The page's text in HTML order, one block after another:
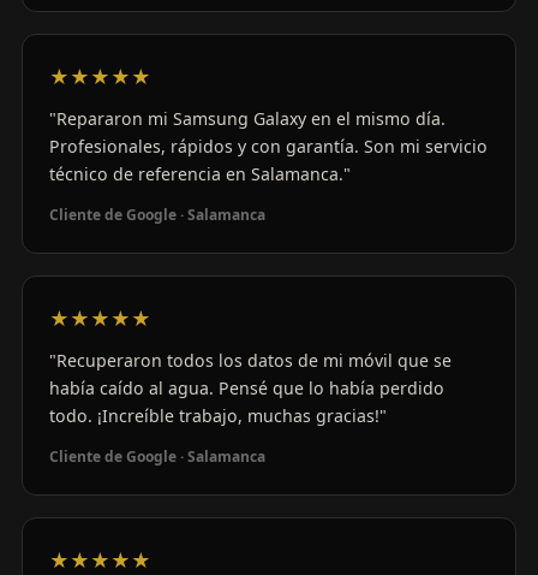
★★★★★
"Repararon mi Samsung Galaxy en el mismo día.
Profesionales, rápidos y con garantía. Son mi servicio
técnico de referencia en Salamanca."
Cliente de Google · Salamanca
★★★★★
"Recuperaron todos los datos de mi móvil que se
había caído al agua. Pensé que lo había perdido
todo. ¡Increíble trabajo, muchas gracias!"
Cliente de Google · Salamanca
★★★★★